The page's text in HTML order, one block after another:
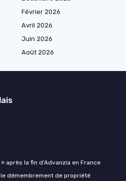
Février 2026
Avril 2026
Juin 2026
Août 2026
après la fin d’Advanzia en France
démembrement de propriété